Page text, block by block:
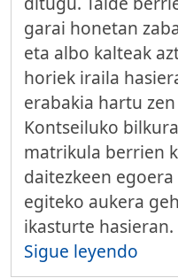
garai honetan
eta albo kalteak
horiek iraila
erabakia hartu
Kontseiluko
matrikula berrien
daitezkeen
egiteko aukera
ikasturte hasieran.
Sigue leyendo